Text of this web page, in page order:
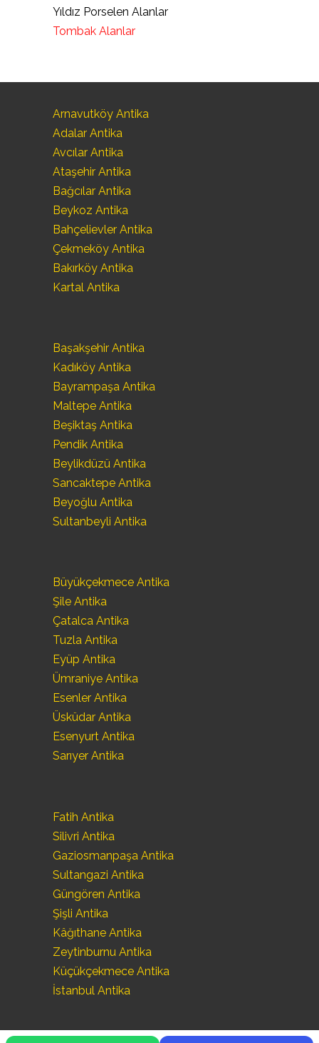
Yıldız Porselen Alanlar
Tombak Alanlar
Arnavutköy Antika
Adalar Antika
Avcılar Antika
Ataşehir Antika
Bağcılar Antika
Beykoz Antika
Bahçelievler Antika
Çekmeköy Antika
Bakırköy Antika
Kartal Antika
Başakşehir Antika
Kadıköy Antika
Bayrampaşa Antika
Maltepe Antika
Beşiktaş Antika
Pendik Antika
Beylikdüzü Antika
Sancaktepe Antika
Beyoğlu Antika
Sultanbeyli Antika
Büyükçekmece Antika
Şile Antika
Çatalca Antika
Tuzla Antika
Eyüp Antika
Ümraniye Antika
Esenler Antika
Üsküdar Antika
Esenyurt Antika
Sarıyer Antika
Fatih Antika
Silivri Antika
Gaziosmanpaşa Antika
Sultangazi Antika
Güngören Antika
Şişli Antika
Kâğıthane Antika
Zeytinburnu Antika
Küçükçekmece Antika
İstanbul Antika